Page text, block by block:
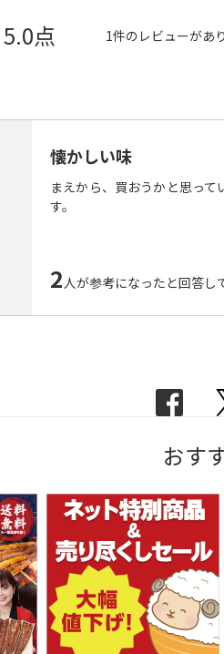
5.0点 1件のレビューがあ
懐かしい味
まえから、買おうかと思っ
す。
2人が参考になったと回答し
おす